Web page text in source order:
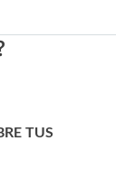
TUS